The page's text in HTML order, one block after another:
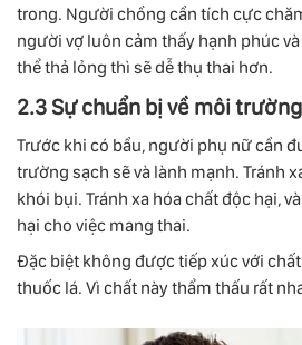
trong. Người chồng cần tích cực
người vợ luôn cảm thấy hạnh phúc
thể thả lỏng thì sẽ dễ thụ thai hơn.
2.3 Sự chuẩn bị về môi trường
Trước khi có bầu, người phụ nữ cần
trường sạch sẽ và lành mạnh. Tránh
khói bụi. Tránh xa hóa chất độc hại,
hại cho việc mang thai.
Đặc biệt không được tiếp xúc với
thuốc lá. Vì chất này thẩm thấu rất